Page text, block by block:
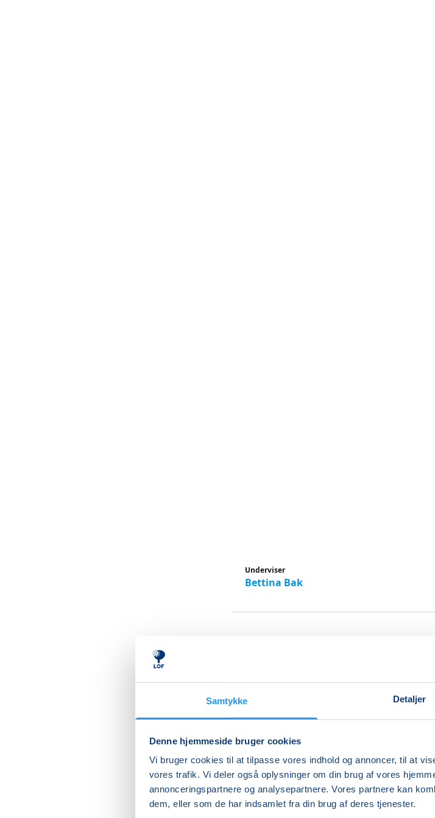
Samtykke Detaljer
Denne hjemmeside bruger cookies
Vi bruger cookies til at tilpasse vores indhold og annoncer, til at
vores trafik. Vi deler også oplysninger om din brug af vores
annonceringspartnere og analysepartnere. Vores partnere kan
dem, eller som de har indsamlet fra din brug af deres tjenester.
Underviser
Bettina Bak
principper såsom smidighed,
styrke.
Du vil blive introduceret til pilates og
hvad pilates kan